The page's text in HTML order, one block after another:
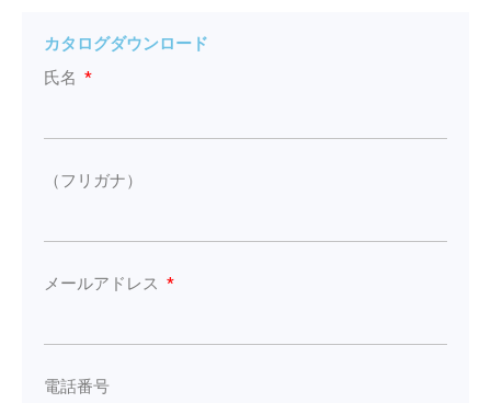
カタログダウンロード
氏名
（フリガナ）
メールアドレス
電話番号